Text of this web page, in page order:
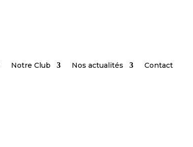
Notre Club Nos actualités Contact